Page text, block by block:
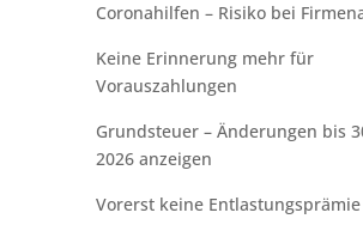
Coronahilfen – Risiko bei
Keine Erinnerung mehr für
Vorauszahlungen
Grundsteuer – Änderungen bis
2026 anzeigen
Vorerst keine Entlastungsprämie